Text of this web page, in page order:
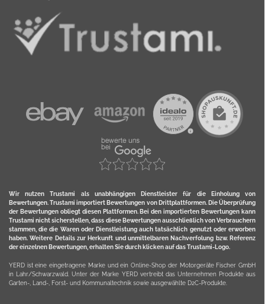
Wir nutzen Trustami als unabhängigen Dienstleister für die Einholung von
Bewertungen. Trustami importiert Bewertungen von Drittplattformen. Die Überprüfung
der Bewertungen obliegt diesen Plattformen. Bei den importierten Bewertungen kann
Trustami nicht sicherstellen, dass diese Bewertungen ausschließlich von Verbrauchern
stammen, die die Waren oder Dienstleistung auch tatsächlich genutzt oder erworben
haben. Weitere Details zur Herkunft und unmittelbaren Nachverfolung bzw. Referenz
der einzelnen Bewertungen, erhalten Sie durch klicken auf das Trustami-Logo.
YERD ist eine eingetragene Marke und ein Online-Shop der Motorgeräte Fischer GmbH
in Lahr/Schwarzwald. Unter der Marke YERD vertreibt das Unternehmen Produkte aus
Garten-, Land-, Forst- und Kommunaltechnik sowie ausgewählte D2C-Produkte.